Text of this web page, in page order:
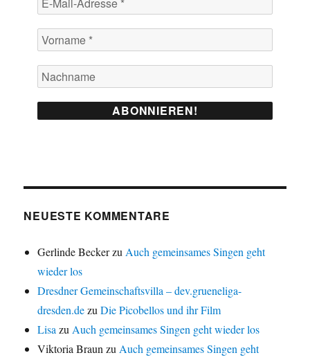
NEUESTE KOMMENTARE
Gerlinde Beckerzu Auch gemeinsames Singen geht
wieder los
Dresdner Gemeinschaftsvilla – dev.grueneliga-
dresden.dezuDie Picobellos und ihr Film
Lisa zu Auch gemeinsames Singen geht wieder los
Viktoria Braun zu Auch gemeinsames Singen geht